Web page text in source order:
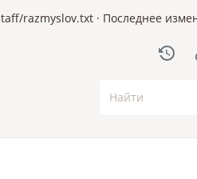
razmyslov.txt · Последнее